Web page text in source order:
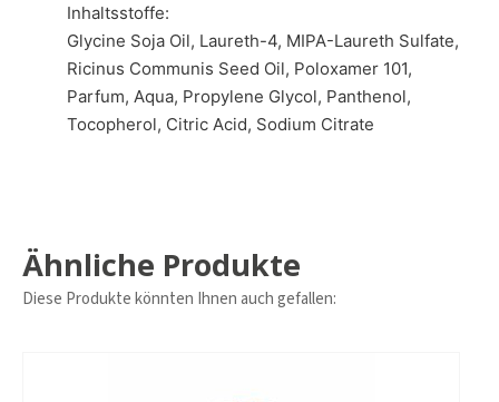
Inhaltsstoffe:
Glycine Soja Oil, Laureth-4, MIPA-Laureth Sulfate,
Ricinus Communis Seed Oil, Poloxamer 101,
Parfum, Aqua, Propylene Glycol, Panthenol,
Tocopherol, Citric Acid, Sodium Citrate
Ähnliche Produkte
Diese Produkte könnten Ihnen auch gefallen: